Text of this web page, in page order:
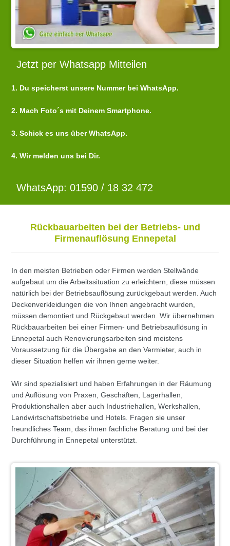
Jetzt per Whatsapp Mitteilen
1. Du speicherst unsere Nummer bei WhatsApp.
2. Mach Foto´s mit Deinem Smartphone.
3. Schick es uns über WhatsApp.
4. Wir melden uns bei Dir.
WhatsApp: 01590 / 18 32 472
Rückbauarbeiten bei der Betriebs- und
Firmenauflösung Ennepetal
In den meisten Betrieben oder Firmen werden Stellwände
aufgebaut um die Arbeitssituation zu erleichtern, diese müssen
natürlich bei der Betriebsauflösung zurückgebaut werden. Auch
Deckenverkleidungen die von Ihnen angebracht wurden,
müssen demontiert und Rückgebaut werden. Wir übernehmen
Rückbauarbeiten bei einer Firmen- und Betriebsauflösung in
Ennepetal auch Renovierungsarbeiten sind meistens
Voraussetzung für die Übergabe an den Vermieter, auch in
dieser Situation helfen wir ihnen gerne weiter.
Wir sind spezialisiert und haben Erfahrungen in der Räumung
und Auflösung von Praxen, Geschäften, Lagerhallen,
Produktionshallen aber auch Industriehallen, Werkshallen,
Landwirtschaftsbetriebe und Hotels. Fragen sie unser
freundliches Team, das ihnen fachliche Beratung und bei der
Durchführung in Ennepetal unterstützt.